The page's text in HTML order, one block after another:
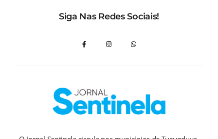
Siga Nas Redes Sociais!